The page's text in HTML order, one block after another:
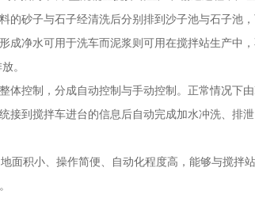
的砂子与石子经清洗后分别排到沙子池与石子池
成净水可用于洗车而泥浆则可用在搅拌站生产中
。
制，分成自动控制与手动控制。正常情况下由
接到搅拌车进台的信息后自动完成加水冲洗、排
小、操作简便、自动化程度高，能够与搅拌站